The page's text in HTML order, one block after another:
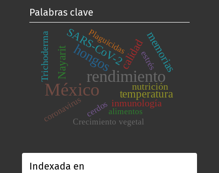
Palabras clave
México
rendimiento
hongos
temperatura
SARS-CoV-2calidad
Nayarit memorias
nutrición
inmunología
Trichoderma
coronavirus
Plaguicidas
cerdosalimentos
Crecimiento vegetal
estrés
Indexada en